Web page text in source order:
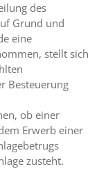
des
Grund und
eine
stellt sich
Besteuerung
ob einer
Erwerb einer
zusteht.